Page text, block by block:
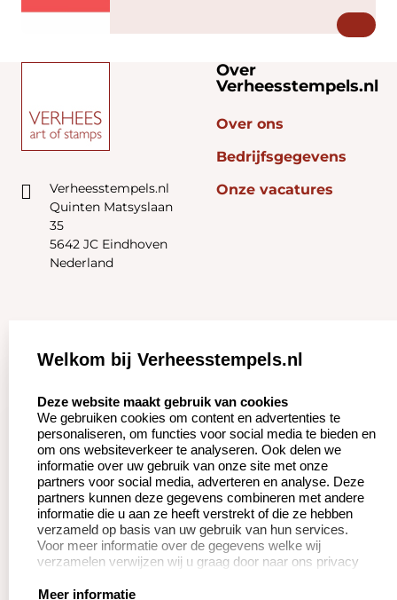
Verheesstempels.nl
Quinten Matsyslaan
35
5642 JC Eindhoven
Nederland
Over
Verheesstempels.nl
Over ons
Bedrijfsgegevens
Onze vacatures
Zakelijk:
Betaling &
Verzending
Wederverkoper
worden
Klantenservice:
Veel gestelde vragen
Herroepingsrecht
Retourneren
Productinformatie:
Instructie voor
Welkom bij Verheesstempels.nl
Deze website maakt gebruik van cookies
We gebruiken cookies om content en advertenties te
personaliseren, om functies voor social media te bieden en
om ons websiteverkeer te analyseren. Ook delen we
informatie over uw gebruik van onze site met onze
partners voor social media, adverteren en analyse. Deze
partners kunnen deze gegevens combineren met andere
informatie die u aan ze heeft verstrekt of die ze hebben
verzameld op basis van uw gebruik van hun services.
Voor meer informatie over de gegevens welke wij
verzamelen verwijzen wij u graag door naar ons privacy
Meer informatie